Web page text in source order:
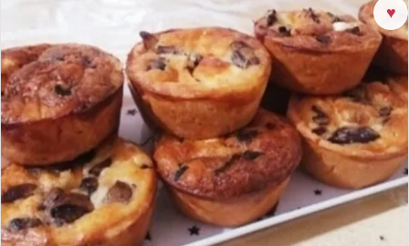
♥